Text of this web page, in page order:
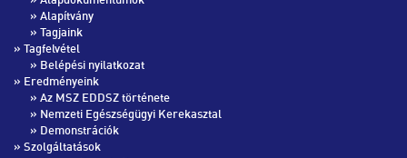
» Alapítvány
» Tagjaink
» Tagfelvétel
» Belépési nyilatkozat
» Eredményeink
» Az MSZ EDDSZ története
» Nemzeti Egészségügyi Kerekasztal
» Demonstrációk
» Szolgáltatások